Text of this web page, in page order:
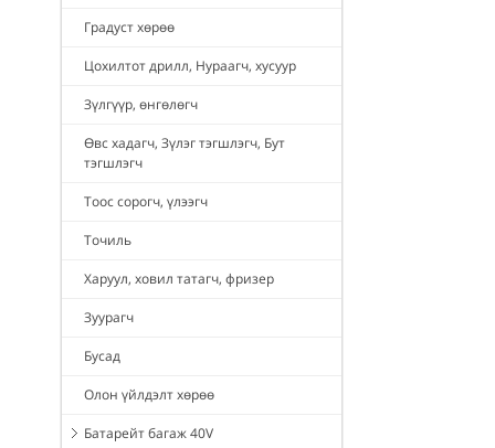
Градуст хөрөө
Цохилтот дрилл, Нураагч, хусуур
Зүлгүүр, өнгөлөгч
Өвс хадагч, Зүлэг тэгшлэгч, Бут
тэгшлэгч
Тоос сорогч, үлээгч
Точиль
Харуул, ховил татагч, фризер
Зуурагч
Бусад
Олон үйлдэлт хөрөө
Батарейт багаж 40V